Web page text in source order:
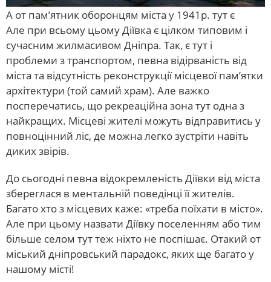
А от пам’ятник оборонцям міста у 1941р. тут є
Але при всьому цьому Діївка є цілком типовим і
сучасним жилмасивом Дніпра. Так, є тут і
проблеми з транспортом, певна відірваність від
міста та відсутність реконструкції місцевої пам’ятки
архітектури (той самий храм). Але важко
посперечатись, що рекреаційна зона тут одна з
найкращих. Місцеві жителі можуть відправитись у
повноцінний ліс, де можна легко зустріти навіть
диких звірів.
До сьогодні певна відокремленість Діївки від міста
збереглася в ментальній поведінці її жителів.
Багато хто з місцевих каже: «треба поїхати в місто».
Але при цьому назвати Діївку поселенням або тим
більше селом тут теж ніхто не поспішає. Отакий от
міський дніпровський парадокс, яких ще багато у
нашому місті!